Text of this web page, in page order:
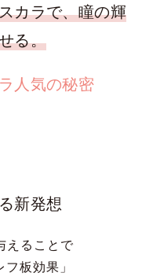
カラで、瞳の輝
る。
人気の秘密
新発想
えることで
板効果」